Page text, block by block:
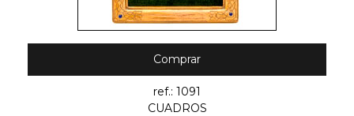
Comprar
ref.: 1091
CUADROS